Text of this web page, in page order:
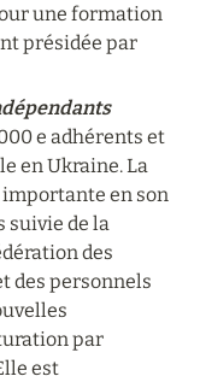
une formation
présidée par
e adhérents et
en Ukraine. La
en son
suivie de la
des
des personnels
par
est